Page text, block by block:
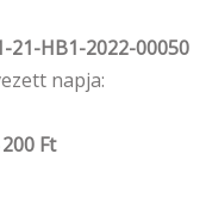
21-HB1-2022-00050
napja:
Ft